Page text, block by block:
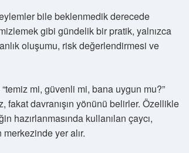
eylemler bile beklenmedik derecede
gibi gündelik bir pratik, yalnızca
oluşumu, risk değerlendirmesi ve
mi, güvenli mi, bana uygun mu?”
fakat davranışın yönünü belirler. Özellikle
hazırlanmasında kullanılan çaycı,
yer alır.